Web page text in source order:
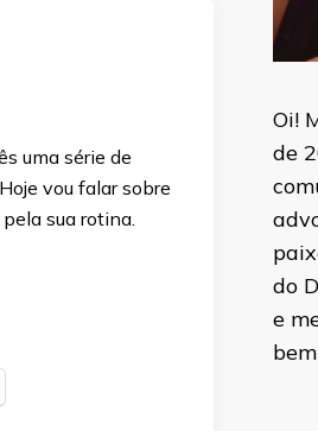
uma série de
vou falar sobre
sua rotina.
Oi!
de
do
e